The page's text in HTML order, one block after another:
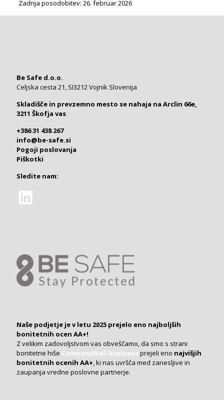
Zadnja posodobitev: 26. februar 2026
Be Safe d.o.o.
Celjska cesta 21, SI3212 Vojnik Slovenija
Skladišče in prevzemno mesto se nahaja na Arclin 66e,
3211 Škofja vas
+386 31 438 267
info@be-safe.si
Pogoji poslovanja
Piškotki
Sledite nam:
LinkedIn
Naše podjetje je v letu 2025 prejelo eno najboljših
bonitetnih ocen AA+!
Z velikim zadovoljstvom vas obveščamo, da smo s strani
bonitetne hiše CompanyWall business prejeli eno najvišjih
bonitetnih ocenih AA+, ki nas uvršča med zanesljive in
zaupanja vredne poslovne partnerje.